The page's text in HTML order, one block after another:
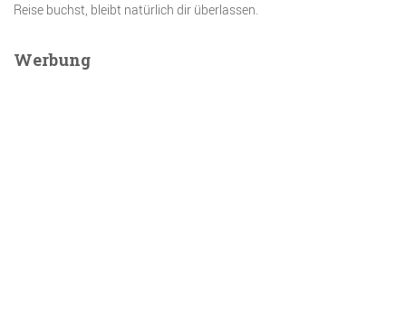
Reise buchst, bleibt natürlich dir überlassen.
Werbung